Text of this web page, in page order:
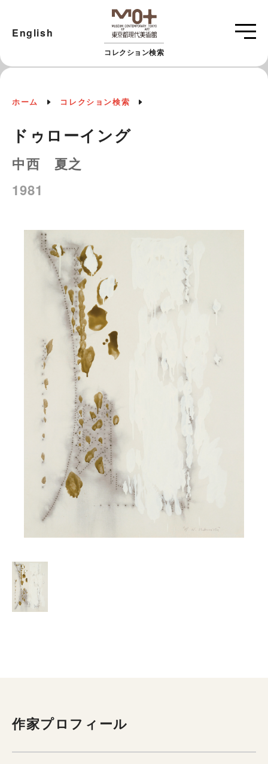
コレクション検索
English
ホーム コレクション検索
ドゥローイング
中西 夏之
1981
作家プロフィール